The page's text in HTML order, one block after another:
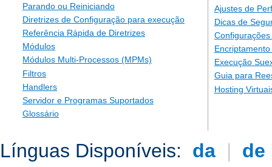
Parando ou Reiniciando
Diretrizes de Configuração para execução
Referência Rápida de Diretrizes
Módulos
Módulos Multi-Processos (MPMs)
Filtros
Handlers
Servidor e Programas Suportados
Glossário
Ajustes de
Dicas de
Execução
Guia para
Hosting
Línguas Disponíveis: da | de